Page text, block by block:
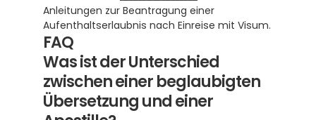
Anleitungen zur Beantragung einer
Aufenthaltserlaubnis nach Einreise mit Visum.
FAQ
Was ist der Unterschied
zwischen einer beglaubigten
Übersetzung und einer